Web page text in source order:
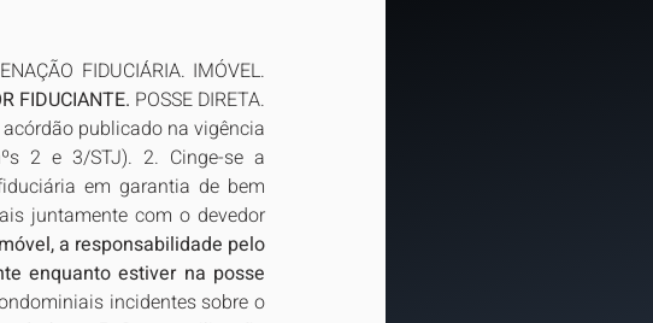
FIDUCIÁRIA. IMÓVEL.
FIDUCIANTE. POSSE DIRETA.
acórdão publicado na vigência
2 e 3/STJ). 2. Cinge-se a
em garantia de bem
juntamente com o devedor
a responsabilidade pelo
enquanto estiver na posse
incidentes sobre o